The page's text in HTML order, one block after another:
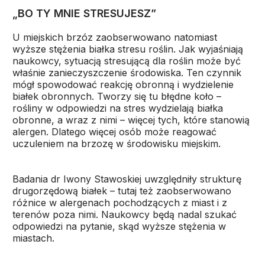
„BO TY MNIE STRESUJESZ”
U miejskich brzóz zaobserwowano natomiast
wyższe stężenia białka stresu roślin. Jak wyjaśniają
naukowcy, sytuacją stresującą dla roślin może być
właśnie zanieczyszczenie środowiska. Ten czynnik
mógł spowodować reakcję obronną i wydzielenie
białek obronnych. Tworzy się tu błędne koło –
rośliny w odpowiedzi na stres wydzielają białka
obronne, a wraz z nimi – więcej tych, które stanowią
alergen. Dlatego więcej osób może reagować
uczuleniem na brzozę w środowisku miejskim.
Badania dr Iwony Stawoskiej uwzględniły strukturę
drugorzędową białek – tutaj też zaobserwowano
różnice w alergenach pochodzących z miast i z
terenów poza nimi. Naukowcy będą nadal szukać
odpowiedzi na pytanie, skąd wyższe stężenia w
miastach.